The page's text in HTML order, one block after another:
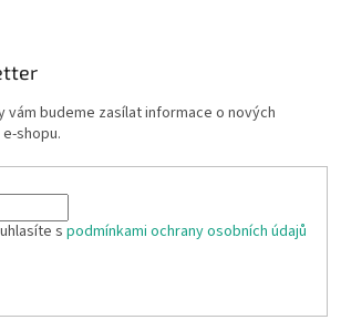
vám budeme zasílat informace o nových
shopu.
s podmínkami ochrany osobních údajů